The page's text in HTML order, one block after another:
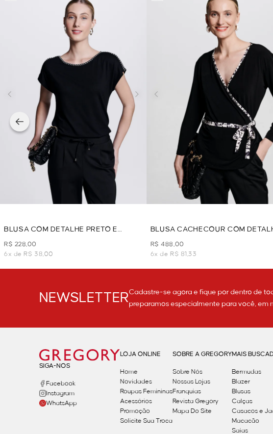
BLUSA COM DETALHE PRETO E
BRANCO - PRETO
R$ 228,00
6x de R$ 38,00
BLUSA CACHECOUR COM
DE ESTAMPA - PRETO
R$ 488,00
6x de R$ 81,33
NEWSLETTERCadastre-se agora e fique por dentro de
preparamos especialmente para você, em
SIGA-NOS
Facebook
Instagram
WhatsApp
LOJA ONLINE
Home
Novidades
Roupas Femininas
Acessórios
Promoção
Solicite Sua Troca
SOBRE A GREGORY
Sobre Nós
Nossas Lojas
Franquias
Revista Gregory
Mapa Do Site
MAIS
Bermudas
Blazer
Blusas
Calças
Casacos e
Macacão
Saias